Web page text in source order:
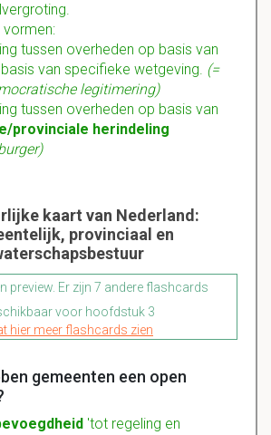
vormen:
tussen overheden op basis van
van specifieke wetgeving. (=
legitimering)
tussen overheden op basis van
provinciale herindeling
kaart van Nederland:
provinciaal en
preview. Er zijn 7 andere flashcards
voor hoofdstuk 3
hier meer flashcards zien
gemeenten een open
'tot regeling en